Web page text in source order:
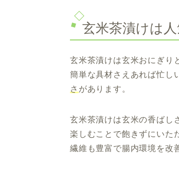
玄米茶漬けは人
玄米茶漬けは玄米おにぎり
簡単な具材さえあれば忙し
さ があります。
玄米茶漬けは玄米の香ばし
楽しむことで飽きずにいた
繊維も豊富で腸内環境を改